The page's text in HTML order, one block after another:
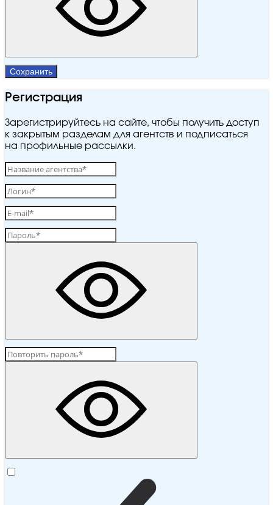
Сохранить
Регистрация
Зарегистрируйтесь на сайте, чтобы получить доступ
к закрытым разделам для агентств и подписаться
на профильные рассылки.